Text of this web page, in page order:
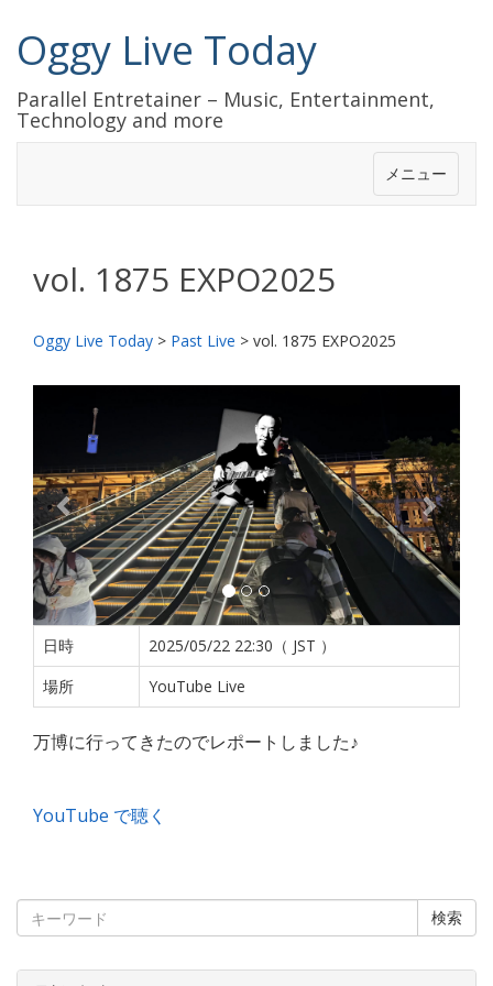
Oggy Live Today
Parallel Entretainer – Music, Entertainment,
Technology and more
メニュー
vol. 1875 EXPO2025
Oggy Live Today > Past Live > vol. 1875 EXPO2025
へ
日時
2025/05/22 22:30（ JST ）
場所
YouTube Live
万博に行ってきたのでレポートしました♪
YouTube で聴く
検索